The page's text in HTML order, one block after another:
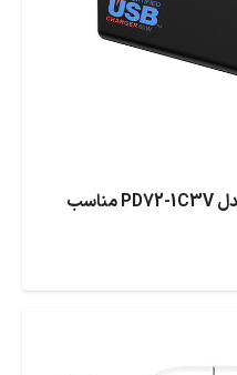
آداپتور برق 72وات چویتک مدل PD72-1C3V مناسب